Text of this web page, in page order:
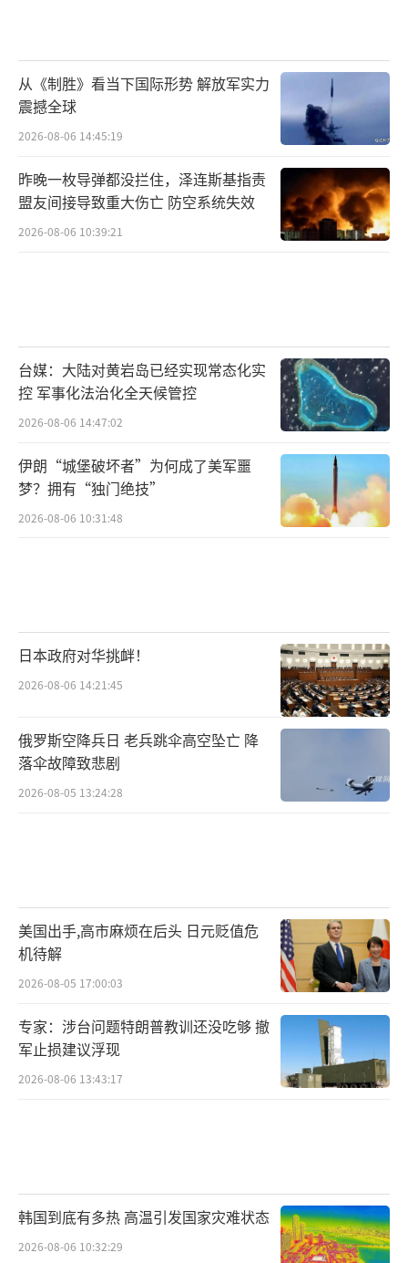
元。
其中，有超80万的移民存在一定身份认定
障碍，他们主要从事餐饮、清洁、运输等劳动
密集型行业，承担了大量上流社会人员不愿意
做的工作，对当地社会平稳运行做出了一定贡
献。
社区志愿者中心的数据令人触目惊心，短
短两天内，就有300多个家庭打电话求助，许多
人因恐惧不敢出门，孩子不敢上学，整个社区
陷入恐慌与混乱，最终演变成激烈的抗议与冲
突。
6月8日，国民警卫队成员在洛杉矶爱德华
美国独特的联邦制设计，本意是实现中央
与地方权力的平衡，然而这次洛杉矶事件却暴
露出其巨大的漏洞。
根据美国宪法，各州在一定范围内享有执
法自治权，联邦政府无权随意干涉地方事务。
但特朗普政府此次在洛杉矶的行动，完全绕过
于周一起诉特朗普政府，因为特朗普非法调动
国民警卫队的行为，在美国历史上没有先例。
洛杉矶市长巴斯也言辞犀利地批评联邦政
府“无视地方实际情况，粗暴践踏人权”。
而特朗普则以“联邦法律至上”为借口，
演变成了一场联邦与州之间的“争斗”。
两党恶斗波及社会稳定。
从《制胜》看当下国际形势 解放军实力
震撼全球
2026-08-06 14:45:19
昨晚一枚导弹都没拦住，泽连斯基指责
盟友间接导致重大伤亡 防空系统失效
2026-08-06 10:39:21
台媒：大陆对黄岩岛已经实现常态化实
控 军事化法治化全天候管控
2026-08-06 14:47:02
伊朗“城堡破坏者”为何成了美军噩
梦？拥有“独门绝技”
2026-08-06 10:31:48
日本政府对华挑衅！
2026-08-06 14:21:45
俄罗斯空降兵日 老兵跳伞高空坠亡 降
落伞故障致悲剧
2026-08-05 13:24:28
美国出手,高市麻烦在后头 日元贬值危
机待解
2026-08-05 17:00:03
专家：涉台问题特朗普教训还没吃够 撤
军止损建议浮现
2026-08-06 13:43:17
韩国到底有多热 高温引发国家灾难状态
2026-08-06 10:32:29